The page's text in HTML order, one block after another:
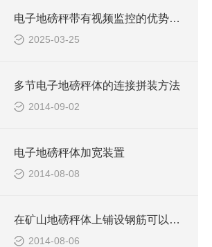
电子地磅秤带有视频监控的优势和重要性
2025-03-25
多节电子地磅秤体的连接拼装方法
2014-09-02
电子地磅秤体加宽装置
2014-08-08
在矿山地磅秤体上铺设钢筋可以防滑
2014-08-06